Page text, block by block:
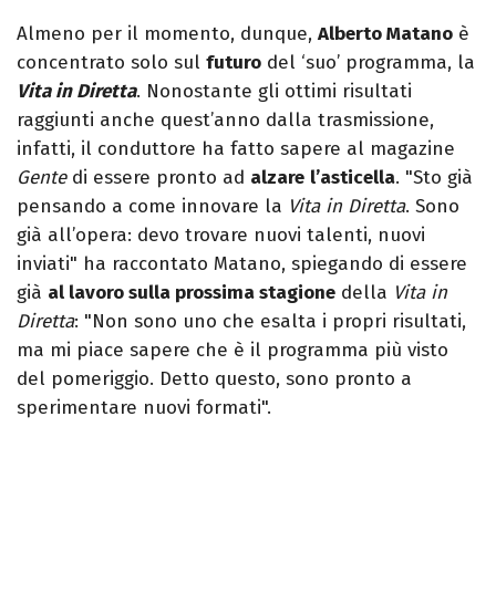
Almeno per il momento, dunque, Alberto Matano è
concentrato solo sul futuro del ‘suo’ programma, la
Vita in Diretta. Nonostante gli ottimi risultati
raggiunti anche quest’anno dalla trasmissione,
infatti, il conduttore ha fatto sapere al magazine
Gentedi essere pronto ad alzare l’asticella. "Sto già
pensando a come innovare la Vita in Diretta. Sono
già all’opera: devo trovare nuovi talenti, nuovi
inviati" ha raccontato Matano, spiegando di essere
già al lavoro sulla prossima stagione della Vita in
Diretta: "Non sono uno che esalta i propri risultati,
ma mi piace sapere che è il programma più visto
del pomeriggio. Detto questo, sono pronto a
sperimentare nuovi formati".